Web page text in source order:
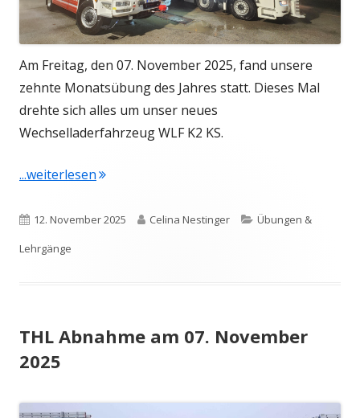
Am Freitag, den 07. November 2025, fand unsere
zehnte Monatsübung des Jahres statt. Dieses Mal
drehte sich alles um unser neues
Wechselladerfahrzeug WLF K2 KS.
...weiterlesen"zehnte Monatsübung 2025"
Veröffentlicht
am
12. November 2025 Autor
Celina Nestinger Kategorien
Übungen &
Lehrgänge
THL Abnahme am 07. November
2025